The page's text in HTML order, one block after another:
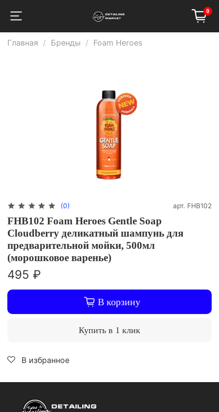
0
Главная Бренды Foam Heroes
(0) арт. FHB102
FHB102 Foam Heroes Gentle Soap
Сloudberry деликатный шампунь для
предварительной мойки, 500мл
(морошковое варенье)
495 ₽
В корзину
Купить в 1 клик
В избранное